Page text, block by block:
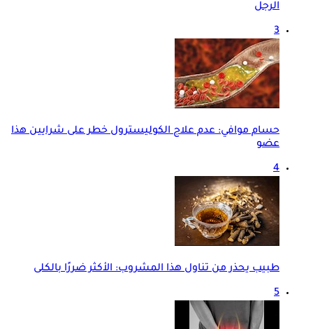
الرجل
3
حسام موافي: عدم علاج الكوليسترول خطر على شرايين هذا
عضو
4
طبيب يحذر من تناول هذا المشروب: الأكثر ضررًا بالكلى
5